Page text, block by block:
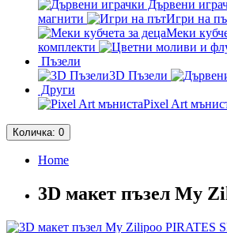
Дървени
магнити
Игри на
Меки
комплекти
Пъзели
3D Пъзели
Други
Pixel Art
Количка: 0
Home
3D макет пъзел My